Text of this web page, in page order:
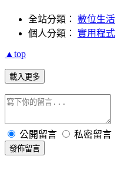
全站分類： 數位生活
個人分類： 實用程式
▲top
載入更多
公開留言 私密留言
發佈留言